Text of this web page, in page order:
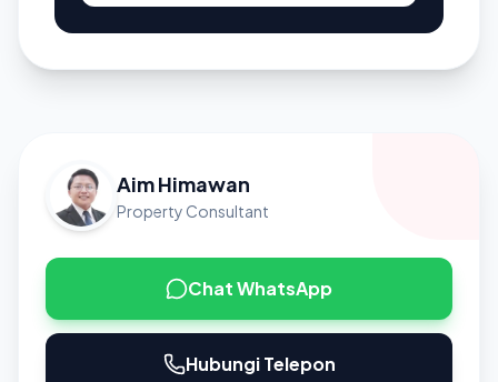
Aim Himawan
Property Consultant
Chat WhatsApp
Hubungi Telepon